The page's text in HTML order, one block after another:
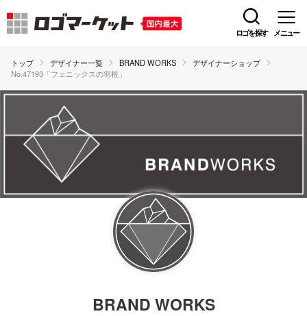
ロゴを探す メニュー
トップ デザイナー一覧 BRAND WORKS
デザイナーショップ
No.47193「フェニックスの羽根」
BRAND WORKS